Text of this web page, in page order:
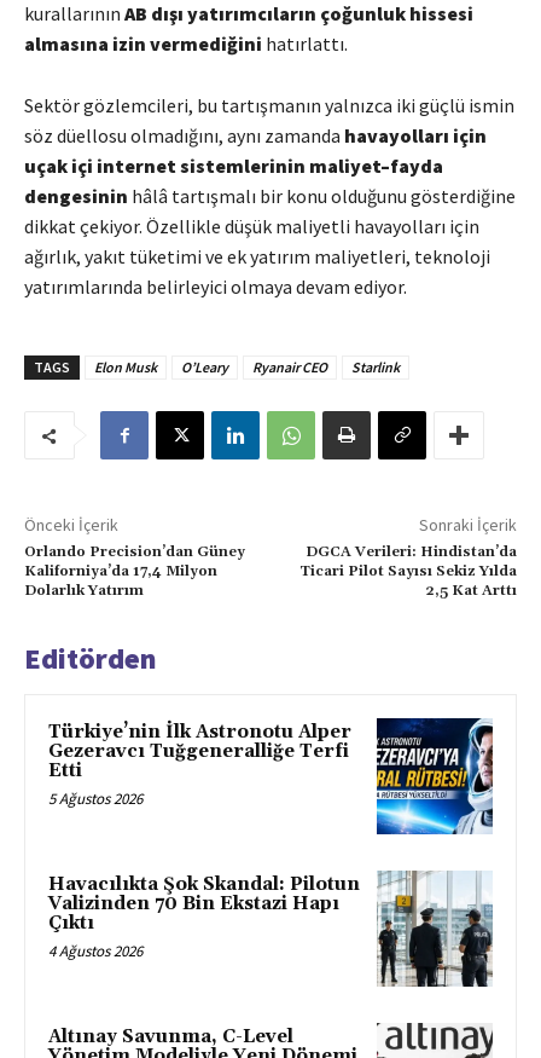
kurallarının AB dışı yatırımcıların çoğunluk hissesi
almasına izin vermediğini hatırlattı.
Sektör gözlemcileri, bu tartışmanın yalnızca iki güçlü ismin
söz düellosu olmadığını, aynı zamanda havayolları için
uçak içi internet sistemlerinin maliyet–fayda
dengesinin hâlâ tartışmalı bir konu olduğunu gösterdiğine
dikkat çekiyor. Özellikle düşük maliyetli havayolları için
ağırlık, yakıt tüketimi ve ek yatırım maliyetleri, teknoloji
yatırımlarında belirleyici olmaya devam ediyor.
TAGS Elon Musk O’Leary Ryanair CEO Starlink
Önceki İçerik
Orlando Precision’dan Güney
Kaliforniya’da 17,4 Milyon
Dolarlık Yatırım
Sonraki İçerik
DGCA Verileri: Hindistan’da
Ticari Pilot Sayısı Sekiz Yılda
2,5 Kat Arttı
Editörden
Türkiye’nin İlk Astronotu Alper
Gezeravcı Tuğgeneralliğe Terfi
Etti
5 Ağustos 2026
Havacılıkta Şok Skandal: Pilotun
Valizinden 70 Bin Ekstazi Hapı
Çıktı
4 Ağustos 2026
Altınay Savunma, C-Level